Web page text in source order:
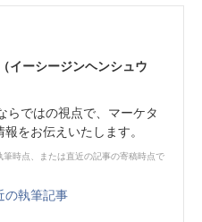
イーシージンヘンシュウ
らではの視点で、マーケタ
をお伝えいたします。
時点、または直近の記事の寄稿時点で
の執筆記事